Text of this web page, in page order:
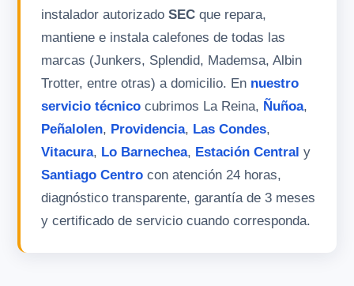
instalador autorizado SECque repara,
mantiene e instala calefones de todas las
marcas (Junkers, Splendid, Mademsa, Albin
Trotter, entre otras) a domicilio. En nuestro
servicio técnicocubrimos La Reina, Ñuñoa,
Peñalolen, Providencia, Las Condes,
Vitacura, Lo Barnechea, Estación Central y
Santiago Centrocon atención 24 horas,
diagnóstico transparente, garantía de 3 meses
y certificado de servicio cuando corresponda.